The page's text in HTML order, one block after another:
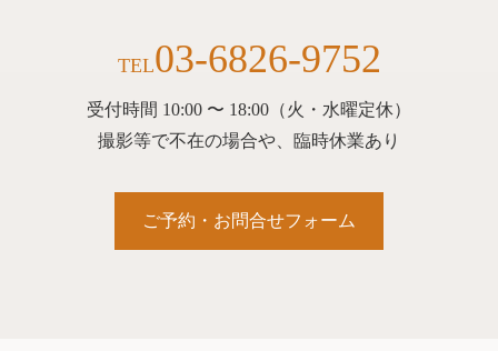
TEL03-6826-9752
受付時間 10:00 〜 18:00（火・水曜定休）
撮影等で不在の場合や、臨時休業あり
ご予約・お問合せフォーム